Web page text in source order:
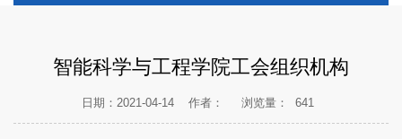
智能科学与工程学院工会组织机构
日期：2021-04-14 作者： 浏览量： 641